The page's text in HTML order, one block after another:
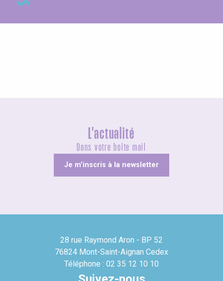
L'actualité
Dans votre boîte mail
Je m'inscris à la newsletter
28 rue Raymond Aron - BP 52
76824 Mont-Saint-Aignan Cedex
Téléphone : 02 35 12 10 10